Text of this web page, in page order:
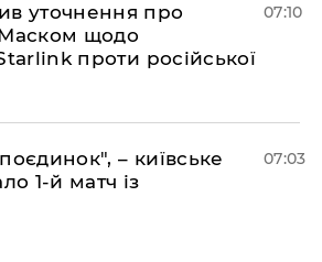
уточнення про
щодо
проти російської
07:10
– київське
1-й матч із
07:03